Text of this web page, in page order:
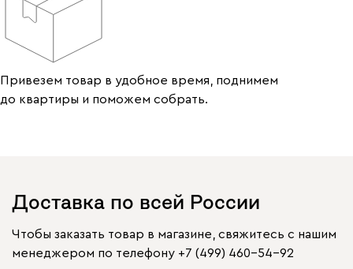
Привезем товар в удобное время, поднимем
до квартиры и поможем собрать.
Доставка по всей России
Чтобы заказать товар в магазине, свяжитесь с нашим
менеджером по телефону +7 (499) 460-54-92